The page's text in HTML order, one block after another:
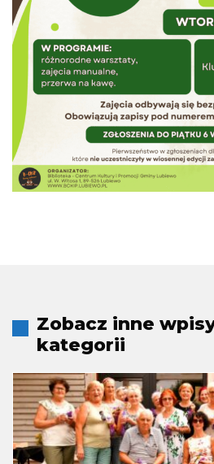
Zobacz inne
kategorii